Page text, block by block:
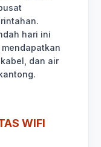
hari ini
mendapatkan
dan air
WIFI